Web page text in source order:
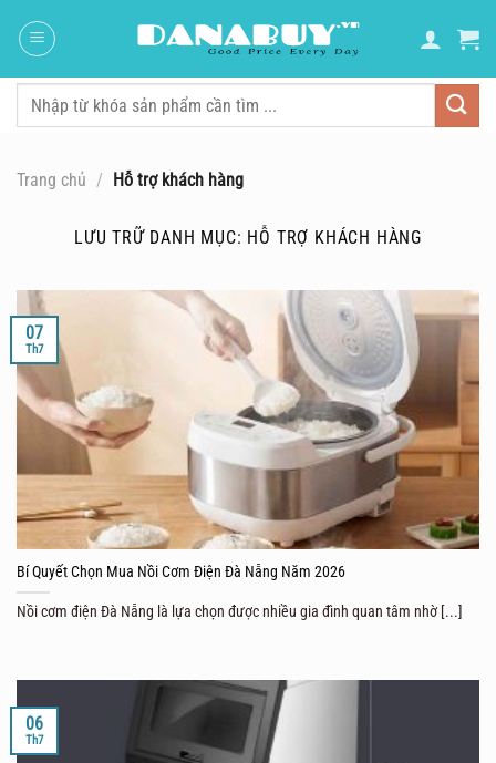
đến
dung
Tìm
Trang chủ / Hỗ trợ khách hàng
LƯU TRỮ DANH MỤC: HỖ TRỢ KHÁCH HÀNG
Bí Quyết Chọn Mua Nồi Cơm Điện Đà Nẵng Năm 2026
Nồi cơm điện Đà Nẵng là lựa chọn được nhiều gia đình quan tâm nhờ [...]
07
Th7
06
Th7